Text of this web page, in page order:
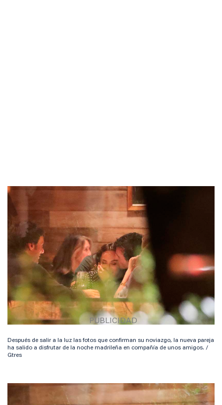
Después de salir a la luz las fotos que confirman su noviazgo, la nueva pareja
ha salido a disfrutar de la noche madrileña en compañía de unos amigos. /
Gtres